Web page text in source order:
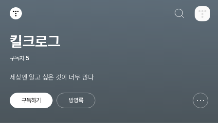
킬크로그
구독자 5
세상엔 알고 싶은 것이 너무 많다
구독하기 방명록